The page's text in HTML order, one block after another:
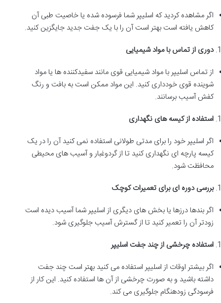
اگر مشاهده کردید که اسلیپر شما فرسوده شده یا خاصیت طبی آن
کاهش یافته است بهتر است آن را با یک جفت جدید جایگزین کنید.
دوری از تماس با مواد شیمیایی
از تماس اسلیپر با مواد شیمیایی قوی مانند سفیدکننده ها یا مواد
شوینده قوی خودداری کنید. این مواد ممکن است به بافت و رنگ
کفش آسیب برسانند.
استفاده از کیسه های نگهداری
اگر اسلیپر خود را برای مدتی طولانی استفاده نمی کنید آن را در یک
کیسه پارچه ای نگهداری کنید تا از گردوغبار و آسیب های محیطی
محافظت شود.
بررسی دوره ای برای تعمیرات کوچک
اگر بندها درزها یا بخش های دیگری از اسلیپر شما آسیب دیده است
زودتر آن را تعمیر کنید تا از گسترش آسیب جلوگیری شود.
استفاده چرخشی از چند جفت اسلیپر
اگر بیشتر اوقات از اسلیپر استفاده می کنید بهتر است چند جفت
داشته باشید و به صورت چرخشی از آن ها استفاده کنید. این کار از
فرسودگی زودهنگام جلوگیری می کند.